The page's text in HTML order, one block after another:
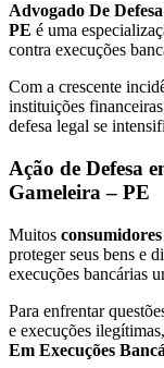
Advogado De
PE é uma
contra execuções
Com a crescente
instituições
defesa legal se
Ação de Defesa
Gameleira – PE
Muitos
proteger seus bens e
execuções bancárias
Para enfrentar
e execuções
Em Execuções